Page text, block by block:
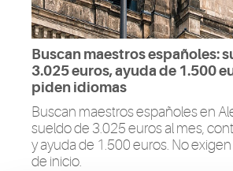
Buscan maestros españoles:
3.025 euros, ayuda de 1.500
piden idiomas
Buscan maestros españoles en
sueldo de 3.025 euros al mes,
y ayuda de 1.500 euros. No
de inicio.